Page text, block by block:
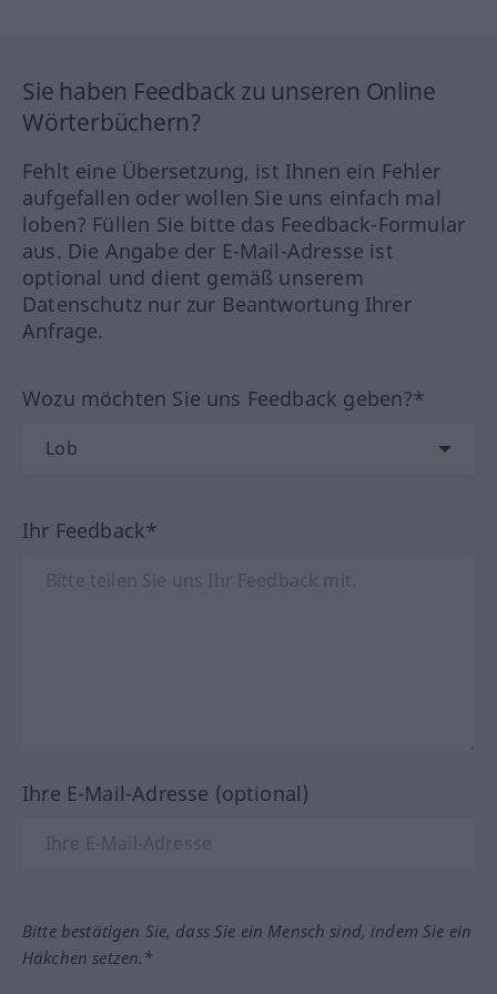
Sie haben Feedback zu unseren Online
Wörterbüchern?
Fehlt eine Übersetzung, ist Ihnen ein Fehler
aufgefallen oder wollen Sie uns einfach mal
loben? Füllen Sie bitte das Feedback-Formular
aus. Die Angabe der E-Mail-Adresse ist
optional und dient gemäß unserem
Datenschutz nur zur Beantwortung Ihrer
Anfrage.
Wozu möchten Sie uns Feedback geben?*
Ihr Feedback*
Ihre E-Mail-Adresse (optional)
Bitte bestätigen Sie, dass Sie ein Mensch sind, indem Sie ein
Häkchen setzen.*